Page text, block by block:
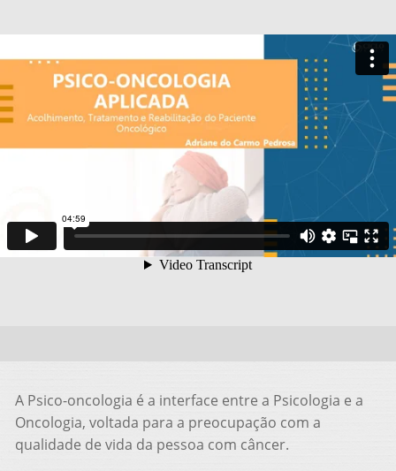
A Psico-oncologia é a interface entre a Psicologia e a
Oncologia, voltada para a preocupação com a
qualidade de vida da pessoa com câncer.